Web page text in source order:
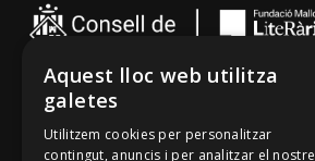
no vol cantar el mussol.
Cançoner
Tradicionari
Aquest lloc web utilitza
galetes
Utilitzem cookies per personalitzar
contingut, anuncis i per analitzar el nostre